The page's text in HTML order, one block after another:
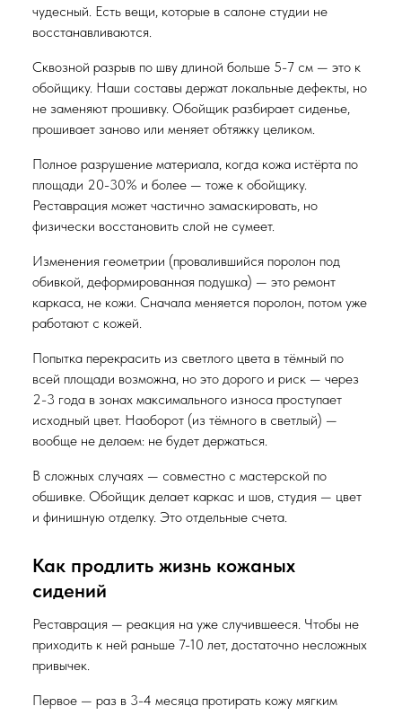
чудесный. Есть вещи, которые в салоне студии не
восстанавливаются.
Сквозной разрыв по шву длиной больше 5-7 см — это к
обойщику. Наши составы держат локальные дефекты, но
не заменяют прошивку. Обойщик разбирает сиденье,
прошивает заново или меняет обтяжку целиком.
Полное разрушение материала, когда кожа истёрта по
площади 20-30% и более — тоже к обойщику.
Реставрация может частично замаскировать, но
физически восстановить слой не сумеет.
Изменения геометрии (провалившийся поролон под
обивкой, деформированная подушка) — это ремонт
каркаса, не кожи. Сначала меняется поролон, потом уже
работают с кожей.
Попытка перекрасить из светлого цвета в тёмный по
всей площади возможна, но это дорого и риск — через
2-3 года в зонах максимального износа проступает
исходный цвет. Наоборот (из тёмного в светлый) —
вообще не делаем: не будет держаться.
В сложных случаях — совместно с мастерской по
обшивке. Обойщик делает каркас и шов, студия — цвет
и финишную отделку. Это отдельные счета.
Как продлить жизнь кожаных
сидений
Реставрация — реакция на уже случившееся. Чтобы не
приходить к ней раньше 7-10 лет, достаточно несложных
привычек.
Первое — раз в 3-4 месяца протирать кожу мягким